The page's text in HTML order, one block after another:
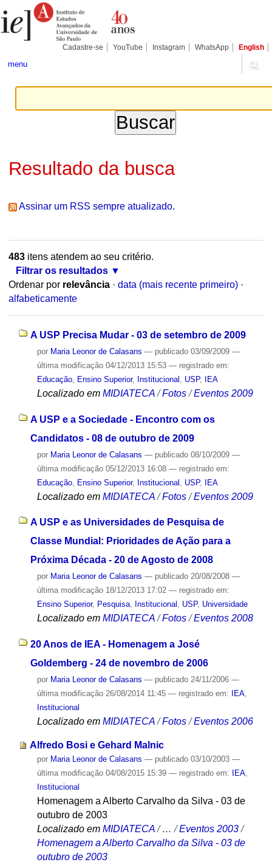
para
conteúdo.
Pessoais
Cadastre-se YouTube Instagram WhatsApp English
menu
Resultado da busca
Assinar um RSS sempre atualizado.
483itens atendem ao seu critério.
Filtrar os resultados
Ordenar por relevância · data (mais recente primeiro) ·
alfabeticamente
A USP Precisa Mudar - 03 de setembro de 2009
por Maria Leonor de Calasans — publicado03/09/2009 —
última modificação04/12/2013 15:53 — registrado em:
Educação, Ensino Superior, Institucional USP, IEA
Localizado em MIDIATECA /Fotos /Eventos 2009
A USP e a Sociedade - Encontro com os
Candidatos - 08 de outubro de 2009
por Maria Leonor de Calasans — publicado08/10/2009 —
última modificação05/12/2013 16:08 — registrado em:
Educação, Ensino Superior, Institucional USP, IEA
Localizado em MIDIATECA /Fotos /Eventos 2009
A USP e as Universidades de Pesquisa de
Classe Mundial: Prioridades de Ação para a
Próxima Década - 20 de Agosto de 2008
por Maria Leonor de Calasans — publicado20/08/2008 —
última modificação18/12/2013 17:02 — registrado em:
Ensino Superior, Pesquisa, Institucional , USP, Universidade
Localizado em MIDIATECA /Fotos /Eventos 2008
20 Anos de IEA - Homenagem a José
Goldemberg - 24 de novembro de 2006
por Maria Leonor de Calasans — publicado24/11/2006 —
última modificação26/08/2014 11:45 — registrado em: IEA,
Institucional
Localizado em MIDIATECA /Fotos /Eventos 2006
Alfredo Bosi e Gehard Malnic
por Maria Leonor de Calasans — publicado03/10/2003 —
última modificação04/08/2015 15:39 — registrado em: IEA,
Institucional
Homenagem a Alberto Carvalho da Silva - 03 de
outubro de 2003
Localizado em MIDIATECA /…/Eventos 2003 /
Homenagem a Alberto Carvalho da Silva - 03 de
outubro de 2003